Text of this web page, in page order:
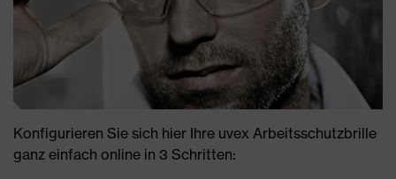
Konfigurieren Sie sich hier Ihre uvex Arbeitsschutzbrille
ganz einfach online in 3 Schritten: